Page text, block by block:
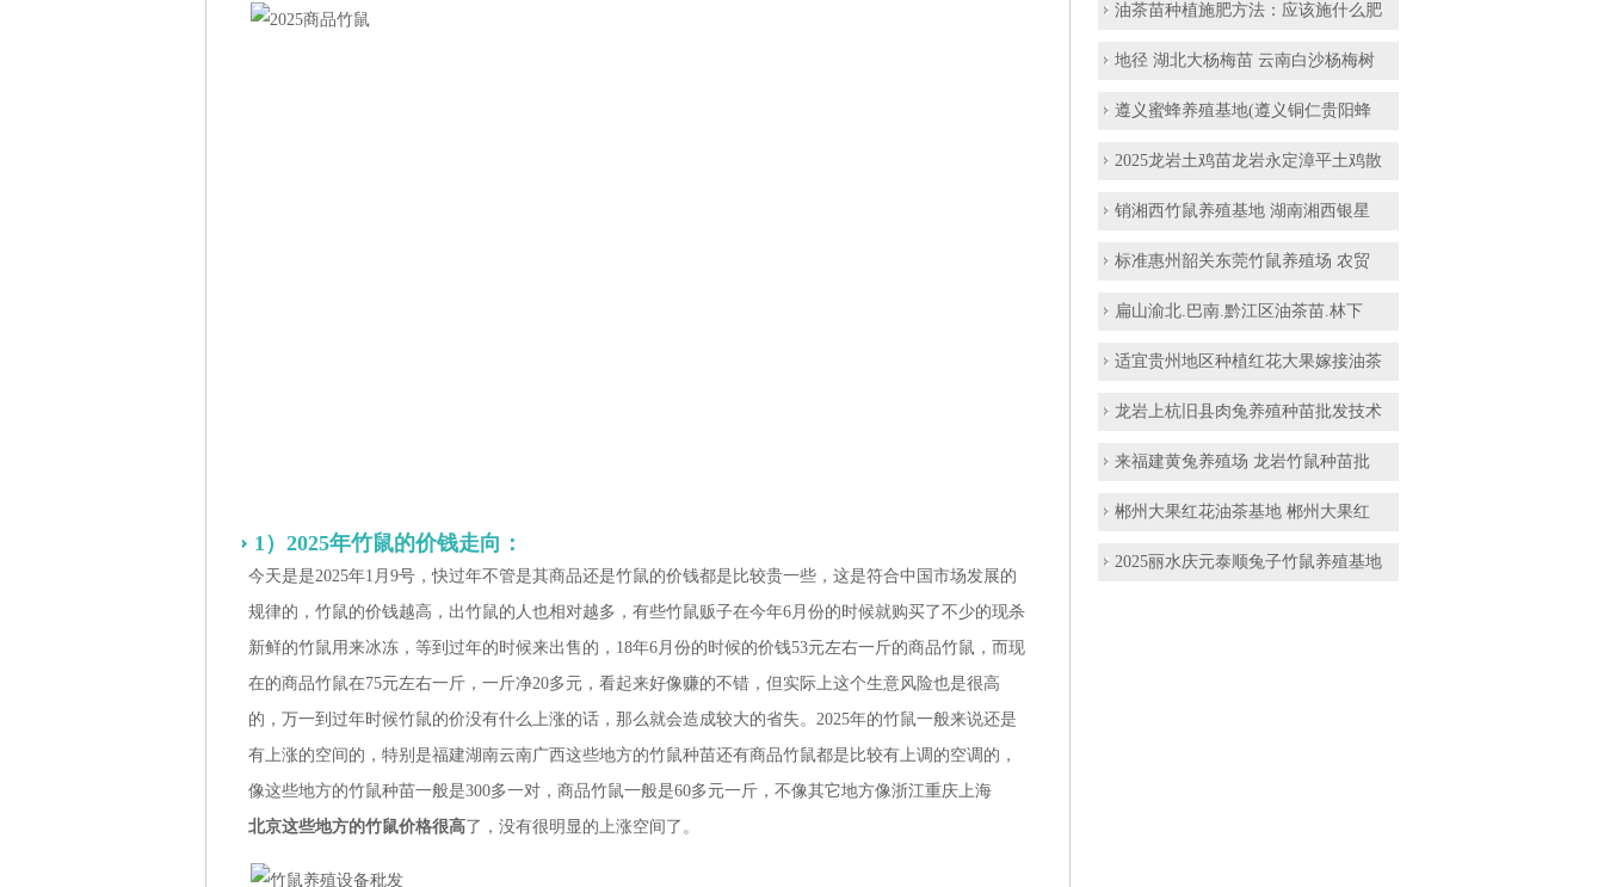
1）2025年竹鼠的价钱走向：
今天是是2025年1月9号，快过年不管是其商品还是竹鼠的价钱都是比较贵一些，这是符合中国市场发展的
规律的，竹鼠的价钱越高，出竹鼠的人也相对越多，有些竹鼠贩子在今年6月份的时候就购买了不少的现杀
新鲜的竹鼠用来冰冻，等到过年的时候来出售的，18年6月份的时候的价钱53元左右一斤的商品竹鼠，而现
在的商品竹鼠在75元左右一斤，一斤净20多元，看起来好像赚的不错，但实际上这个生意风险也是很高
的，万一到过年时候竹鼠的价没有什么上涨的话，那么就会造成较大的省失。2025年的竹鼠一般来说还是
有上涨的空间的，特别是福建湖南云南广西这些地方的竹鼠种苗还有商品竹鼠都是比较有上调的空调的，
像这些地方的竹鼠种苗一般是300多一对，商品竹鼠一般是60多元一斤，不像其它地方像浙江重庆上海
北京这些地方的竹鼠价格很高了，没有很明显的上涨空间了。
油茶苗种植施肥方法：应该施什么肥
地径 湖北大杨梅苗 云南白沙杨梅树
遵义蜜蜂养殖基地(遵义铜仁贵阳蜂
2025龙岩土鸡苗龙岩永定漳平土鸡散
销湘西竹鼠养殖基地 湖南湘西银星
标准惠州韶关东莞竹鼠养殖场 农贸
扁山渝北.巴南.黔江区油茶苗.林下
适宜贵州地区种植红花大果嫁接油茶
龙岩上杭旧县肉兔养殖种苗批发技术
来福建黄兔养殖场 龙岩竹鼠种苗批
郴州大果红花油茶基地 郴州大果红
2025丽水庆元泰顺兔子竹鼠养殖基地